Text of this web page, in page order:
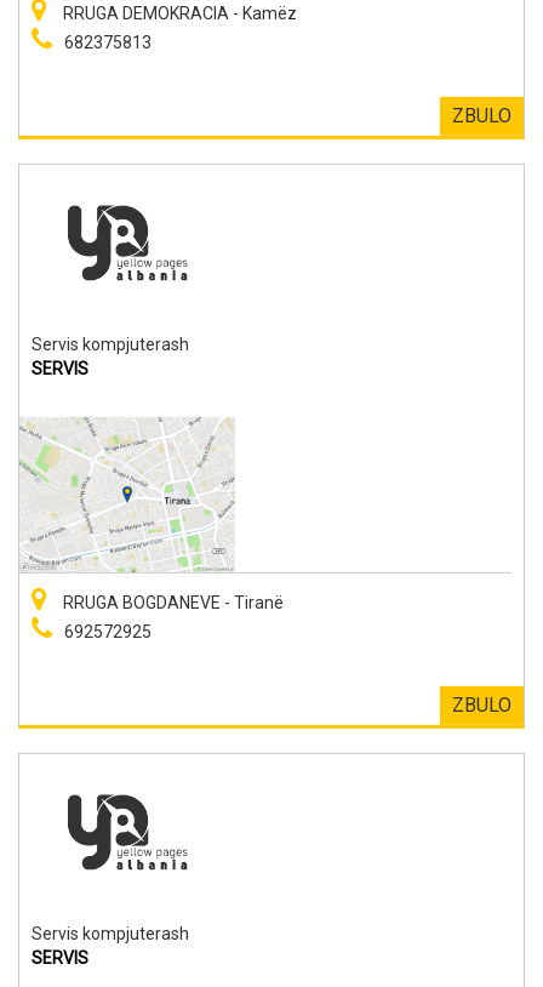
RRUGA DEMOKRACIA - Kamëz
682375813
ZBULO
Servis kompjuterash
SERVIS
RRUGA BOGDANEVE - Tiranë
692572925
ZBULO
Servis kompjuterash
SERVIS